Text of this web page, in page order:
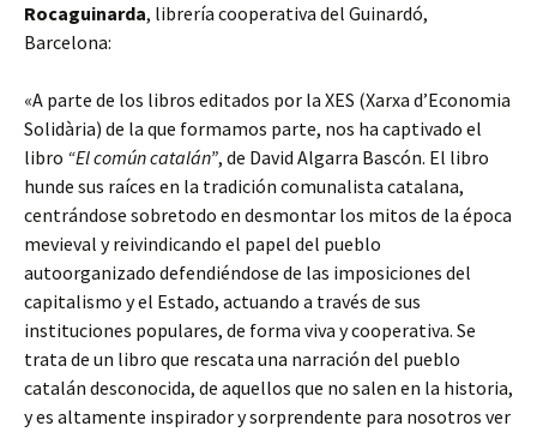
Rocaguinarda, librería cooperativa del Guinardó,
Barcelona:
«A parte de los libros editados por la XES (Xarxa d’Economia
Solidària) de la que formamos parte, nos ha captivado el
libro “El común catalán”, de David Algarra Bascón. El libro
hunde sus raíces en la tradición comunalista catalana,
centrándose sobretodo en desmontar los mitos de la época
mevieval y reivindicando el papel del pueblo
autoorganizado defendiéndose de las imposiciones del
capitalismo y el Estado, actuando a través de sus
instituciones populares, de forma viva y cooperativa. Se
trata de un libro que rescata una narración del pueblo
catalán desconocida, de aquellos que no salen en la historia,
y es altamente inspirador y sorprendente para nosotros ver